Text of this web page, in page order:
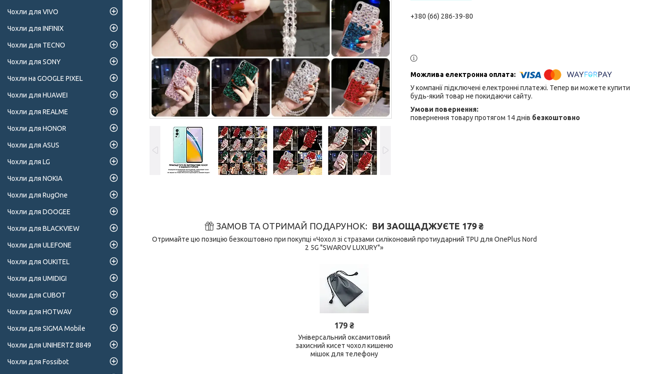
+380 (66) 286-39-80
У компанії підключені електронні платежі. Тепер ви можете купити
будь-який товар не покидаючи сайту.
повернення товару протягом 14 днів безкоштовно
ЗАМОВ ТА ОТРИМАЙ ПОДАРУНОК ВИ ЗАОЩАДЖУЄТЕ 179 ₴
Отримайте цю позицію безкоштовно при покупці «Чохол зі стразами силіконовий протиударний TPU для OnePlus Nord
2 5G "SWAROV LUXURY"»
179 ₴
Універсальний оксамитовий
захисний кисет чохол кишеню
мішок для телефону
Чохли для VIVO
Чохли для INFINIX
Чохли для TECNO
Чохли для SONY
Чохли на GOOGLE PIXEL
Чохли для HUAWEI
Чохли для REALME
Чохли для HONOR
Чохли для ASUS
Чохли для LG
Чохли для NOKIA
Чохли для RugOne
Чохли для DOOGEE
Чохли для BLACKVIEW
Чохли для ULEFONE
Чохли для OUKITEL
Чохли для UMIDIGI
Чохли для CUBOT
Чохли для HOTWAV
Чохли для SIGMA Mobile
Чохли для UNIHERTZ 8849
Чохли для Fossibot